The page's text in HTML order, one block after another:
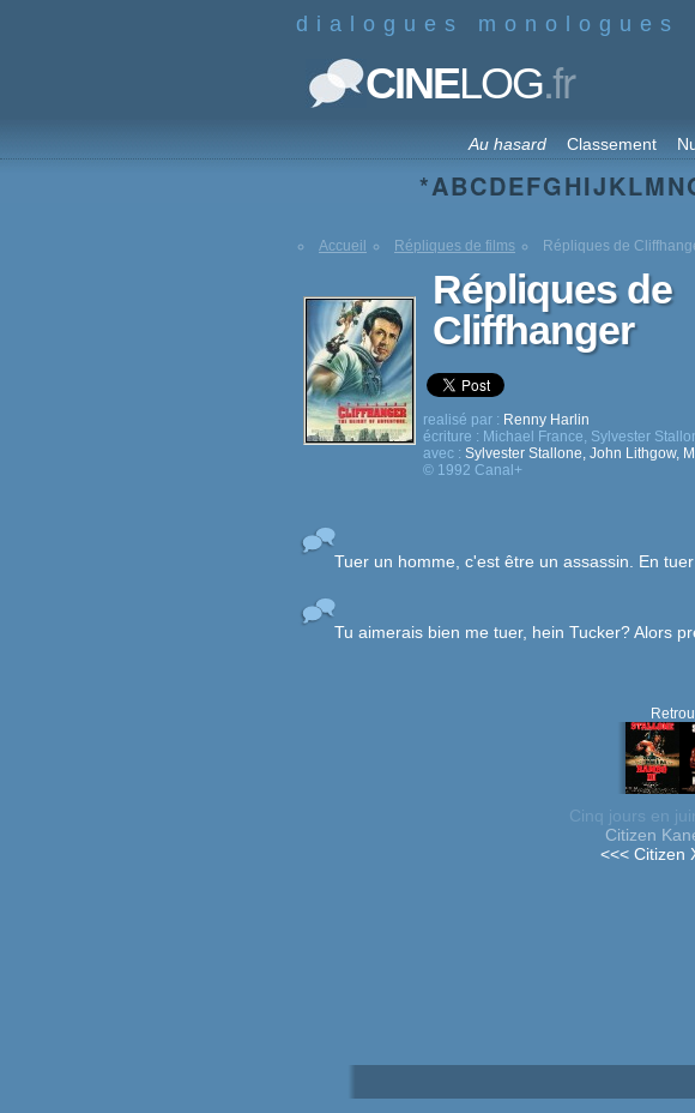
dialogues monologues
CINELOG.fr
Au hasard Classement
*ABCDEFGHIJKLMN
Accueil Répliques de films Répliques de
Répliques de
Cliffhanger
realisé par : Renny Harlin
écriture : Michael France, Sylvester
avec : Sylvester Stallone, John Lithgow,
© 1992 Canal+
Tuer un homme, c'est être un assassin. En
Tu aimerais bien me tuer, hein Tucker? Alors
Cinq jours en
Citizen
<<< Citizen